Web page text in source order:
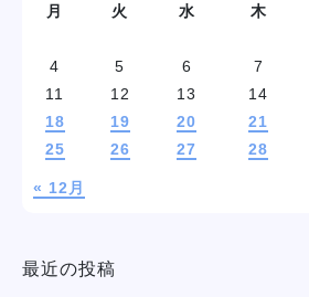
月
火 水 木
« 12月
4
5 6 7
11
12 13 14
18
19 20 21
25
26 27 28
最近の投稿